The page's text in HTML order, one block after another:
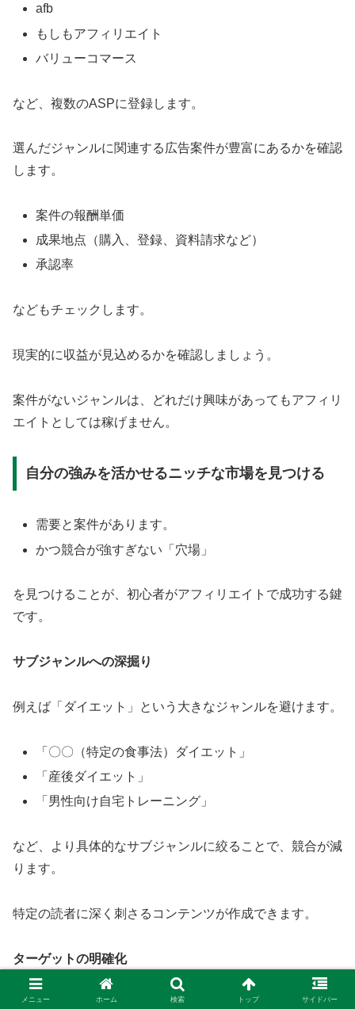
afb
もしもアフィリエイト
バリューコマース
など、複数のASPに登録します。
選んだジャンルに関連する広告案件が豊富にあるかを確認
します。
案件の報酬単価
成果地点（購入、登録、資料請求など）
承認率
などもチェックします。
現実的に収益が見込めるかを確認しましょう。
案件がないジャンルは、どれだけ興味があってもアフィリ
エイトとしては稼げません。
自分の強みを活かせるニッチな市場を見つける
需要と案件があります。
かつ競合が強すぎない「穴場」
を見つけることが、初心者がアフィリエイトで成功する鍵
です。
サブジャンルへの深掘り
例えば「ダイエット」という大きなジャンルを避けます。
「〇〇（特定の食事法）ダイエット」
「産後ダイエット」
「男性向け自宅トレーニング」
など、より具体的なサブジャンルに絞ることで、競合が減
ります。
特定の読者に深く刺さるコンテンツが作成できます。
ターゲットの明確化
「誰に」向けて情報を発信するのかを具体的に設定するこ
メニュー ホーム 検索 トップ サイドバー